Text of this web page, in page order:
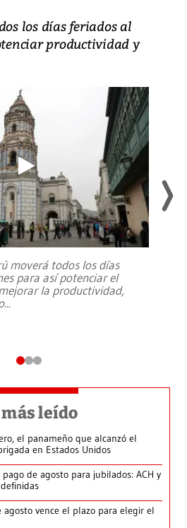
los días feriados al
productividad y
moverá todos los días
para así potenciar el
la productividad,
...
más leído
el panameño que alcanzó el
en Estados Unidos
de agosto para jubilados: ACH y
agosto vence el plazo para elegir el